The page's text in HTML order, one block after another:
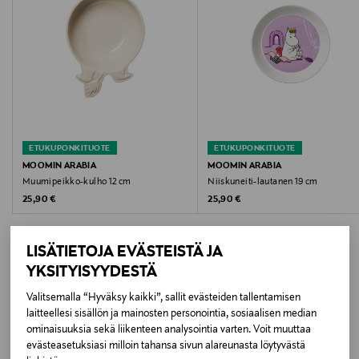
LISÄTIETOJA EVÄSTEISTÄ JA
YKSITYISYYDESTÄ
Valitsemalla “Hyväksy kaikki”, sallit evästeiden tallentamisen
laitteellesi sisällön ja mainosten personointia, sosiaalisen median
ominaisuuksia sekä liikenteen analysointia varten. Voit muuttaa
evästeasetuksiasi milloin tahansa sivun alareunasta löytyvästä
Hoito-ohjeet
Konepesun, mikroaaltouunin, pakastuksen ja uunin
MULTICOLOUR
Koko
180 mm
Valmistusmaa
Thaimaa
Valmistajan tuotenumero
1082508
ETUKUPONKITUOTE
MOOMIN ARABIA
Muumipeikko-kulho 12 cm
Original Price
25,90 €
ETUKUPONKITUOTE
MOOMIN ARABIA
Niiskuneiti-lautanen 19 cm
Original Price
25,90 €
LISÄÄ KIINNOSTAVIA
TUOTTEITA